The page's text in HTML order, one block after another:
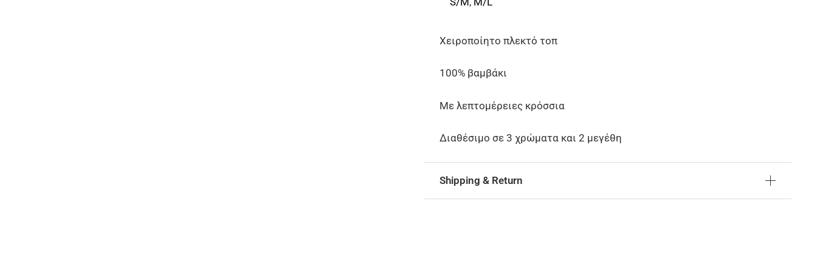
Χειροποίητο πλεκτό τοπ
100% βαμβάκι
Με λεπτομέρειες κρόσσια
Διαθέσιμο σε 3 χρώματα και 2 μεγέθη
Shipping & Return